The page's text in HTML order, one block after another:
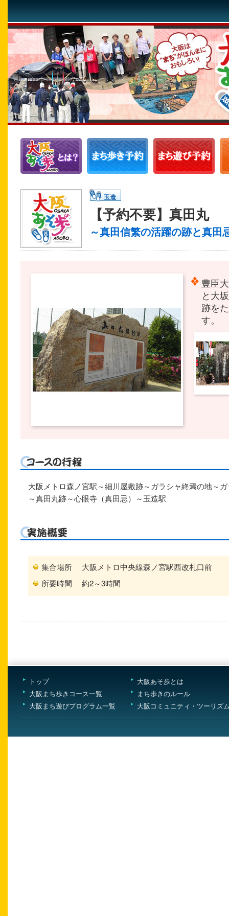
玉造
【予約不要】真田丸
～真田信繁の活躍の跡と真田
豊臣
と大
跡を
す。
大阪メトロ森ノ宮駅～細川屋敷跡～ガラシャ終焉の地～
～真田丸跡～心眼寺（真田忌）～玉造駅
集合場所
大阪メトロ中央線森ノ宮駅西改札口前
所要時間
約2～3時間
トップ
大阪まち歩きコース一覧
大阪まち遊びプログラム一覧
大阪あそ歩とは
まち歩きのルール
大阪コミュニティ・ツーリズ